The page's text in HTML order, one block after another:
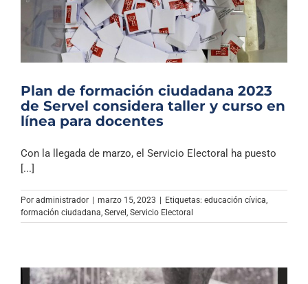
Podcast
Noticias
Columnas
Música Clásica
Especiales
Plan de formación ciudadana 2023
de Servel considera taller y curso en
línea para docentes
Con la llegada de marzo, el Servicio Electoral ha puesto
[...]
Por administrador | marzo 15, 2023 | Etiquetas: educación cívica
formación ciudadana Servel Servicio Electoral